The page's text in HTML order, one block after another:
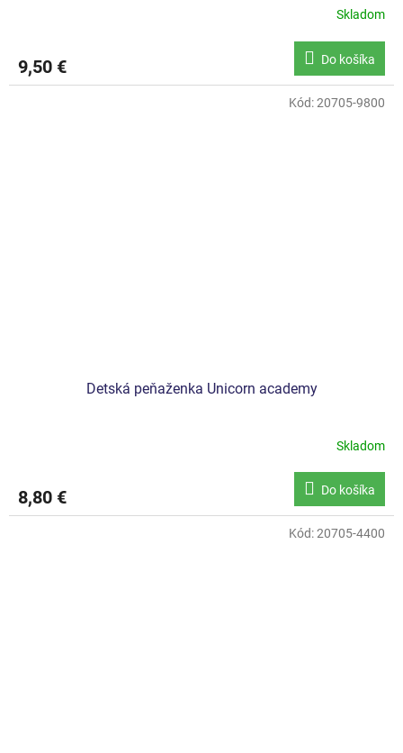
Skladom
9,50 € Do košíka
Detská peňaženka Unicorn academy
Skladom
8,80 € Do košíka
Kód:20705-9800
Kód:20705-4400